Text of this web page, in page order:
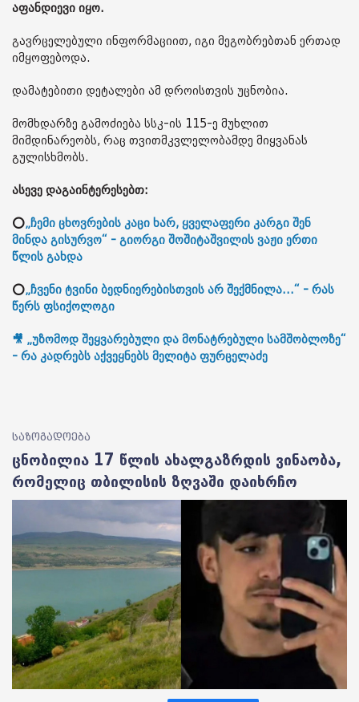
აფანდიევი იყო.
გავრცელებული ინფორმაციით, იგი მეგობრებთან ერთად
იმყოფებოდა.
დამატებითი დეტალები ამ დროისთვის უცნობია.
მომხდარზე გამოძიება სსკ-ის 115-ე მუხლით
მიმდინარეობს, რაც თვითმკვლელობამდე მიყვანას
გულისხმობს.
ასევე დაგაინტერესებთ:
⭕„ჩემი ცხოვრების კაცი ხარ, ყველაფერი კარგი შენ
მინდა გისურვო“ - გიორგი შოშიტაშვილის ვაჟი ერთი
წლის გახდა
⭕„ჩვენი ტვინი ბედნიერებისთვის არ შექმნილა...“ - რას
წერს ფსიქოლოგი
🎥 „უზომოდ შეყვარებული და მონატრებული სამშობლოზე“
- რა კადრებს აქვეყნებს მელიტა ფურცელაძე
საზოგადოება
ცნობილია 17 წლის ახალგაზრდის ვინაობა,
რომელიც თბილისის ზღვაში დაიხრჩო